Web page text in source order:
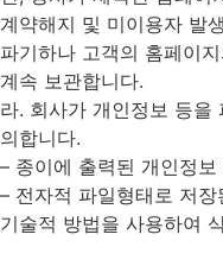
계약해지 및 미이용자 발
파기하나 고객의 홈페이
계속 보관합니다.
라. 회사가 개인정보 등을
의합니다.
– 종이에 출력된 개인정
– 전자적 파일형태로 저
기술적 방법을 사용하여